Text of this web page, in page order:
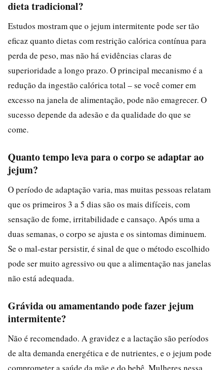
dieta tradicional?
Estudos mostram que o jejum intermitente pode ser tão
eficaz quanto dietas com restrição calórica contínua para
perda de peso, mas não há evidências claras de
superioridade a longo prazo. O principal mecanismo é a
redução da ingestão calórica total – se você comer em
excesso na janela de alimentação, pode não emagrecer. O
sucesso depende da adesão e da qualidade do que se
come.
Quanto tempo leva para o corpo se adaptar ao
jejum?
O período de adaptação varia, mas muitas pessoas relatam
que os primeiros 3 a 5 dias são os mais difíceis, com
sensação de fome, irritabilidade e cansaço. Após uma a
duas semanas, o corpo se ajusta e os sintomas diminuem.
Se o mal-estar persistir, é sinal de que o método escolhido
pode ser muito agressivo ou que a alimentação nas janelas
não está adequada.
Grávida ou amamentando pode fazer jejum
intermitente?
Não é recomendado. A gravidez e a lactação são períodos
de alta demanda energética e de nutrientes, e o jejum pode
comprometer a saúde da mãe e do bebê. Mulheres nessa